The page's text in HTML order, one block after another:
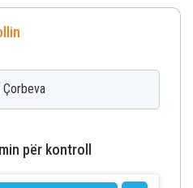
për kontroll